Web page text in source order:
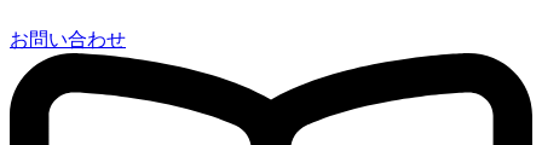
お問い合わせ